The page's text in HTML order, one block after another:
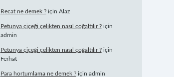
Recat ne demek ?için Alaz
Petunya çiçeği çelikten nasıl çoğaltılır ?için
admin
Petunya çiçeği çelikten nasıl çoğaltılır ?için
Ferhat
Para hortumlama ne demek ?için admin